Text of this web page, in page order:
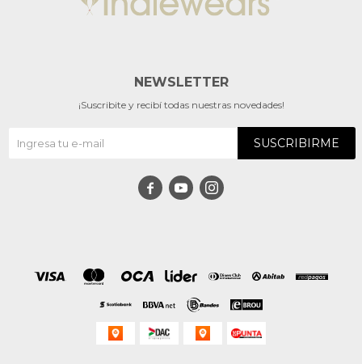
NEWSLETTER
¡Suscribite y recibí todas nuestras novedades!
SUSCRIBIRME
  